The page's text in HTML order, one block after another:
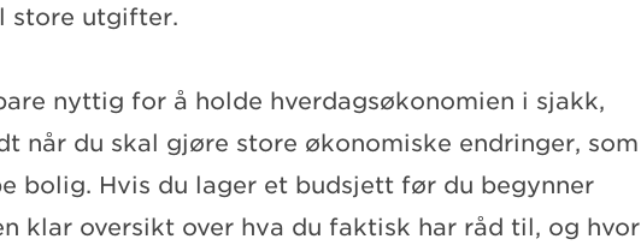
store utgifter.
nyttig for å holde hverdagsøkonomien i sjakk,
når du skal gjøre store økonomiske endringer, som
bolig. Hvis du lager et budsjett før du begynner
klar oversikt over hva du faktisk har råd til, og hvor